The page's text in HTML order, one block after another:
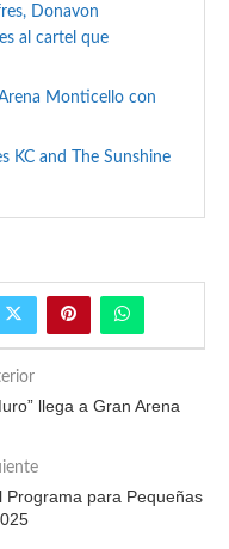
Donavon
al cartel que
Monticello con
KC and The Sunshine
llega a Gran Arena
Programa para Pequeñas